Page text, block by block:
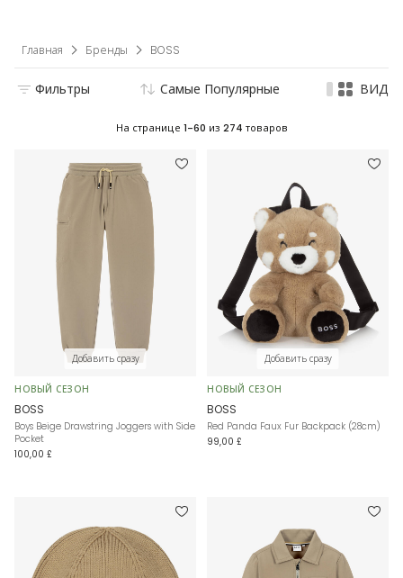
Главная Бренды BOSS
Фильтры Самые Популярные ВИД
На странице 1-60 из 274 товаров
Добавить сразу
НОВЫЙ СЕЗОН
BOSS
Boys Beige Drawstring Joggers with Side
Pocket
100,00 £
Добавить сразу
НОВЫЙ СЕЗОН
BOSS
Red Panda Faux Fur Backpack (28cm)
99,00 £